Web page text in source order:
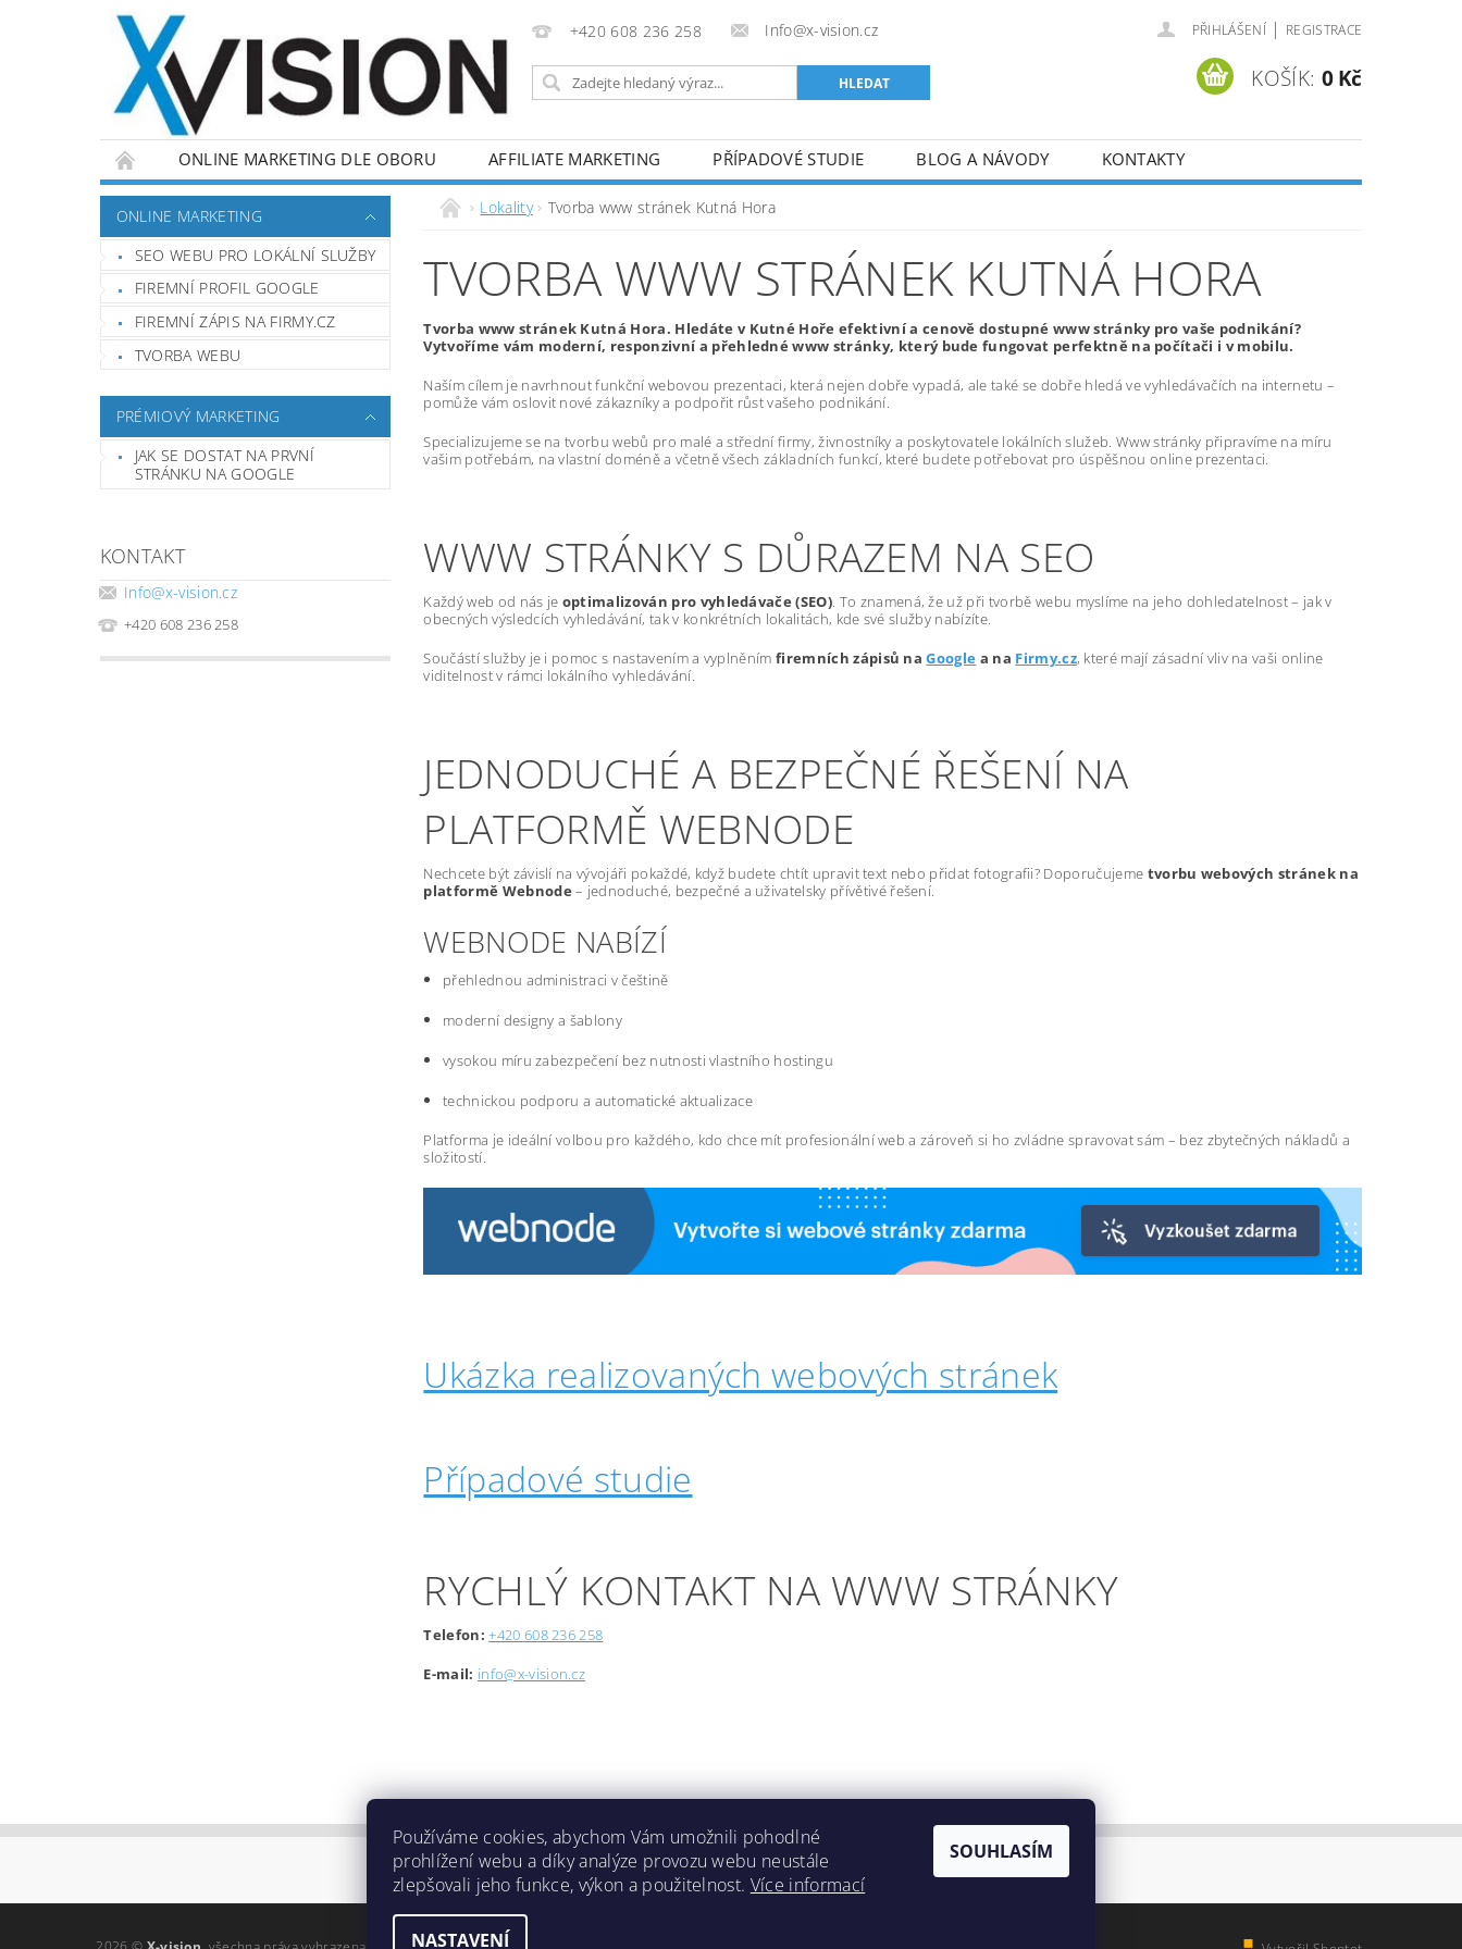
+420 608 236 258 Info@x-vision.cz PŘIHLÁŠENÍ | REGISTRACE
KOŠÍK: 0 Kč
ONLINE MARKETING DLE OBORU AFFILIATE MARKETING PŘÍPADOVÉ STUDIE BLOG A NÁVODY KONTAKTY
ONLINE MARKETING
SEO WEBU PRO LOKÁLNÍ SLUŽBY
FIREMNÍ PROFIL GOOGLE
FIREMNÍ ZÁPIS NA FIRMY.CZ
TVORBA WEBU
PRÉMIOVÝ MARKETING
JAK SE DOSTAT NA PRVNÍ
STRÁNKU NA GOOGLE
KONTAKT
Info@x-vision.cz
+420 608 236 258
Lokality Tvorba www stránek Kutná Hora
TVORBA WWW STRÁNEK KUTNÁ HORA
Tvorba www stránek Kutná Hora. Hledáte v Kutné Hoře efektivní a cenově dostupné www stránky pro vaše podnikání?
Vytvoříme vám moderní, responzivní a přehledné www stránky, který bude fungovat perfektně na počítači i v mobilu.
Naším cílem je navrhnout funkční webovou prezentaci, která nejen dobře vypadá, ale také se dobře hledá ve vyhledávačích na internetu –
pomůže vám oslovit nové zákazníky a podpořit růst vašeho podnikání.
Specializujeme se na tvorbu webů pro malé a střední firmy, živnostníky a poskytovatele lokálních služeb. Www stránky připravíme na míru
vašim potřebám, na vlastní doméně a včetně všech základních funkcí, které budete potřebovat pro úspěšnou online prezentaci.
WWW STRÁNKY S DŮRAZEM NA SEO
Každý web od nás je optimalizován pro vyhledávače (SEO). To znamená, že už při tvorbě webu myslíme na jeho dohledatelnost – jak v
obecných výsledcích vyhledávání, tak v konkrétních lokalitách, kde své služby nabízíte.
Součástí služby je i pomoc s nastavením a vyplněnímfiremních zápisů naGoogle a na Firmy.cz, které mají zásadní vliv na vaši online
viditelnost v rámci lokálního vyhledávání.
JEDNODUCHÉ A BEZPEČNÉ ŘEŠENÍ NA
PLATFORMĚ WEBNODE
Nechcete být závislí na vývojáři pokaždé, když budete chtít upravit text nebo přidat fotografii? Doporučujeme tvorbu webových stránek na
platformě Webnode – jednoduché, bezpečné a uživatelsky přívětivé řešení.
WEBNODE NABÍZÍ
přehlednou administraci v češtině
moderní designy a šablony
vysokou míru zabezpečení bez nutnosti vlastního hostingu
technickou podporu a automatické aktualizace
Platforma je ideální volbou pro každého, kdo chce mít profesionální web a zároveň si ho zvládne spravovat sám – bez zbytečných nákladů a
složitostí.
Ukázka realizovaných webových stránek
Případové studie
RYCHLÝ KONTAKT NA WWW STRÁNKY
Telefon: +420 608 236 258
E-mail: info@x-vision.cz
Lokality
Používáme cookies, abychom Vám umožnili pohodlné
prohlížení webu a díky analýze provozu webu neustále
zlepšovali jeho funkce, výkon a použitelnost. Více informací
NASTAVENÍ
SOUHLASÍM